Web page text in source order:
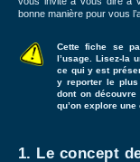
bonne manière pour vous
Cette fiche se
l’usage. Lisez-la
ce qui y est
y reporter le plus
dont on
qu’on explore une
1. Le concept